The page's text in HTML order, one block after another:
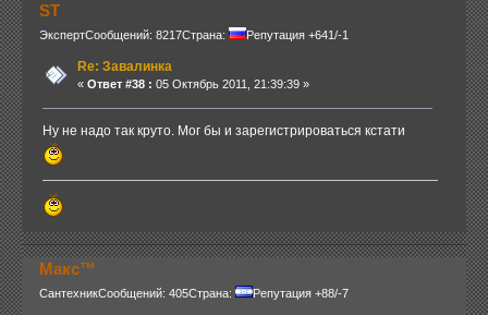
ST
ЭкспертСообщений: 8217Страна: Репутация +641/-1
Re: Завалинка
« Ответ #38 : 05 Октябрь 2011, 21:39:39 »
Ну не надо так круто. Мог бы и зарегистрироваться кстати
Макс™
СантехникСообщений: 405Страна: Репутация +88/-7